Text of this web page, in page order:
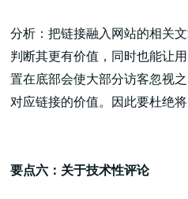
分析：把链接融入网站的相关
判断其更有价值，同时也能让
置在底部会使大部分访客忽视
对应链接的价值。因此要杜绝
要点六：关于技术性评论